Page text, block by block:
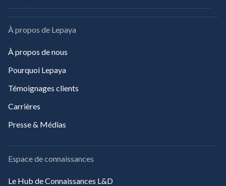
À propos de Lepaya
À propos de nous
Pourquoi Lepaya
Témoignages clients
Carrières
Presse & Médias
Espace de connaissances
Le Hub de Connaissances L&D